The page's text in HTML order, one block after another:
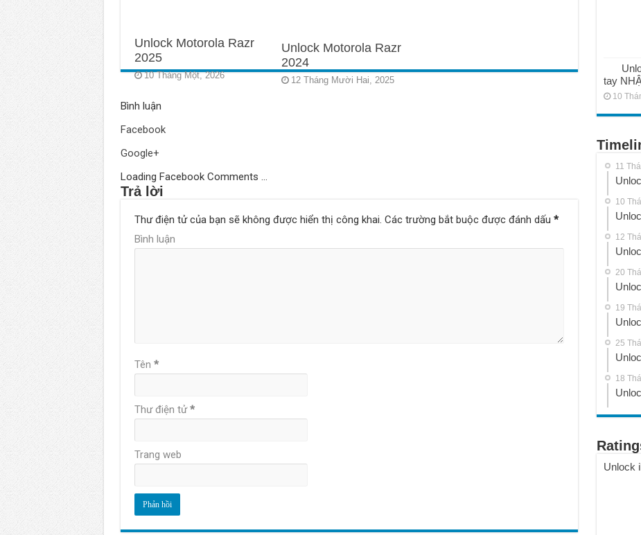
Unlock Motorola Razr
2025
10 Tháng Một, 2026
Unlock Motorola Razr
2024
12 Tháng Mười Hai, 2025
Bình luận
Facebook
Google+
Loading Facebook Comments ...
Trả lời
Thư điện tử của bạn sẽ không được hiển thị công khai. Các trường bắt buộc được đánh dấu *
Bình luận
Tên *
Thư điện tử*
Trang web
tay
10
11
10
12
20
19
25
18
Unlock